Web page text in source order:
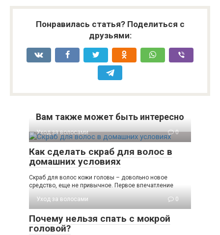
Понравилась статья? Поделиться с
друзьями:
Вам также может быть интересно
Уход за волосами 0
Как сделать скраб для волос в
домашних условиях
Скраб для волос кожи головы – довольно новое
средство, еще не привычное. Первое впечатление
Уход за волосами
0
Почему нельзя спать с мокрой
головой?